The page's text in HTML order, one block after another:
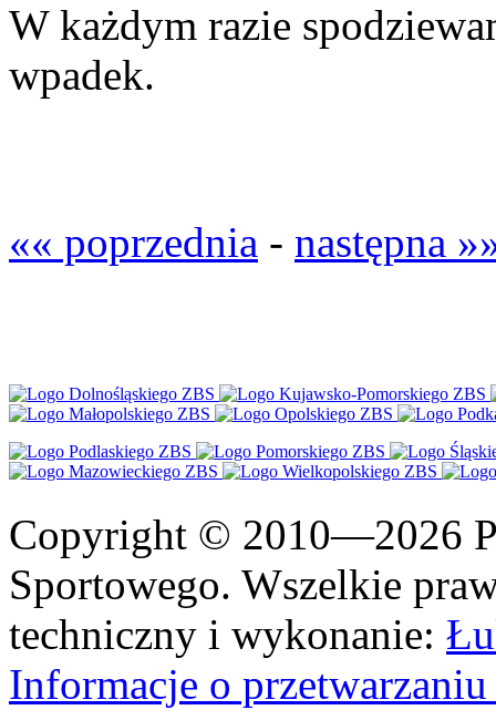
W każdym razie
wpadek.
«« poprzednia - następna
Copyright © 2010—2026
Sportowego. Wszelkie
techniczny i wykonanie:
Informacje o